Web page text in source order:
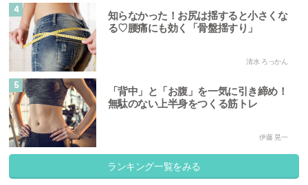
4
知らなかった！お尻は揺すると小さくな
る♡腰痛にも効く「骨盤揺すり」
清水 ろっかん
5
「背中」と「お腹」を一気に引き締め！
無駄のない上半身をつくる筋トレ
伊藤 晃一
ランキング一覧をみる